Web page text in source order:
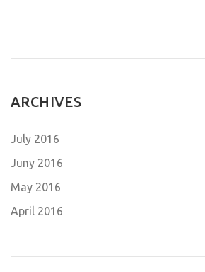
ARCHIVES
July 2016
Juny 2016
May 2016
April 2016